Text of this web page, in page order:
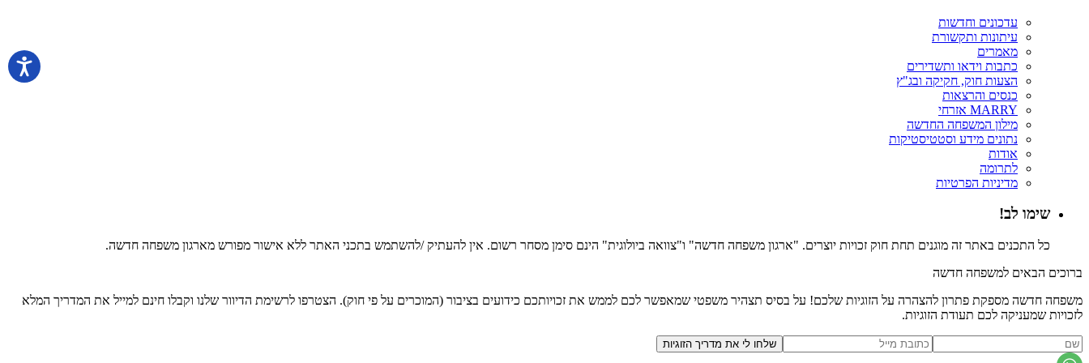
עדכונים וחדשות
עיתונות ותקשורת
מאמרים
כתבות וידאו ותשדירים
הצעות חוק, חקיקה ובג"ץ
כנסים והרצאות
MARRY אזרחי
מילון המשפחה החדשה
נתונים מידע וסטטיסטיקות
אודות
לתרומה
מדיניות הפרטיות
שימו לב!
כל התכנים באתר זה מוגנים תחת חוק זכויות יוצרים. "ארגון משפחה חדשה" ו"צוואה ביולוגית" הינם סימן מסחר רשום. אין להעתיק /להשתמש בתכני האתר ללא אישור מפורש מארגון משפחה חדשה.
ברוכים הבאים למשפחה חדשה
משפחה חדשה מספקת פתרון להצהרה על הזוגיות שלכם! על בסיס תצהיר משפטי שמאפשר לכם לממש את זכויותכם כידועים בציבור (המוכרים על פי חוק). הצטרפו לרשימת הדיוור שלנו וקבלו חינם למייל את המדריך המלא
לזכויות שמעניקה לכם תעודת הזוגיות.